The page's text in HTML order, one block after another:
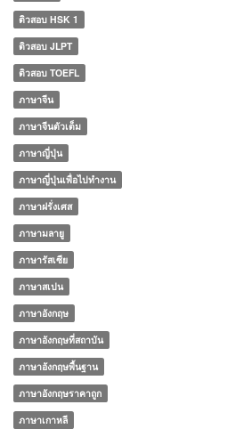
ติวสอบ HSK 1
ติวสอบ JLPT
ติวสอบ TOEFL
ภาษาจีน
ภาษาจีนตัวเต็ม
ภาษาญี่ปุ่น
ภาษาญี่ปุ่นเพื่อไปทำงาน
ภาษาฝรั่งเศส
ภาษามลายู
ภาษารัสเซีย
ภาษาสเปน
ภาษาอังกฤษ
ภาษาอังกฤษที่สถาบัน
ภาษาอังกฤษพื้นฐาน
ภาษาอังกฤษราคาถูก
ภาษาเกาหลี